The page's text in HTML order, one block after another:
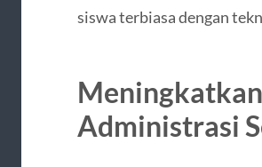
siswa terbiasa dengan
Administrasi